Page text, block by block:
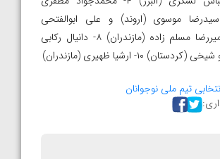
۵- سیدرضا موسوی (اروند) و علی ابوالفتحی
(همدان) ۷- امیررضا مسلم زاده (مازندران) ۸- دانیال رکابی
تیم ملی نوجوانان